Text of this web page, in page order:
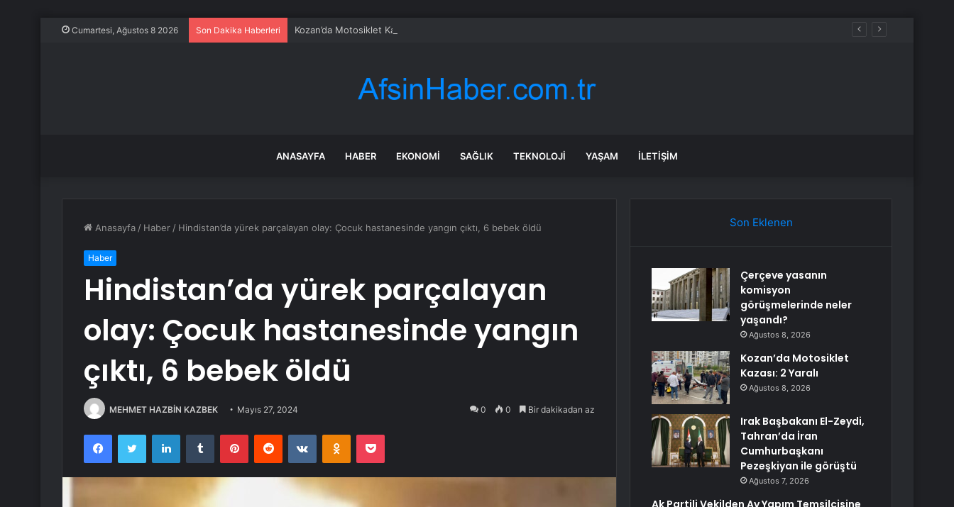
Cumartesi, Ağustos 8 2026 Son Dakika Haberleri Kozan’da Motosiklet Kazası: 2 Yaralı
ANASAYFA HABER EKONOMI SAĞLIK TEKNOLOJI YAŞAM İLETIŞIM
Anasayfa / Haber / Hindistan’da yürek parçalayan olay: Çocuk hastanesinde yangın çıktı, 6 bebek öldü
Haber
Hindistan’da yürek parçalayan
olay: Çocuk hastanesinde yangın
çıktı, 6 bebek öldü
MEHMET HAZBİN KAZBEK Mayıs 27, 2024 0 0 Bir dakikadan az
FacebookTwitter LinkedInTumblr PinterestReddit VKontakteOdnoklassniki
Pocket
Son Eklenen
Çerçeve yasanın
komisyon
görüşmelerinde neler
yaşandı?
Ağustos 8, 2026
Kozan’da Motosiklet
Kazası: 2 Yaralı
Ağustos 8, 2026
Irak Başbakanı El-Zeydi,
Tahran’da İran
Cumhurbaşkanı
Pezeşkiyan ile görüştü
Ağustos 7, 2026
Ak Partili Vekilden Ay Yapım Temsilcisine